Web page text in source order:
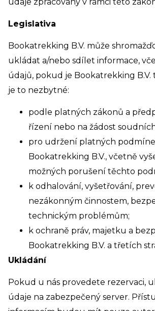
Legislativa
Bookatrekking B.V. může
ukládat a/nebo sdílet informace,
údajů, pokud je Bookatrekking B.V.
je to nezbytné:
podle platných zákonů a
řízení nebo na žádost
pro udržení platných
Bookatrekking B.V., včetně
možných porušení těchto
k odhalování, vyšetřování,
nezákonným činnostem,
technickým problémům;
k ochraně práv, majetku a
Bookatrekking B.V. a třetích
Ukládání
Pokud u nás provedete rezervaci,
údaje na zabezpečený server.